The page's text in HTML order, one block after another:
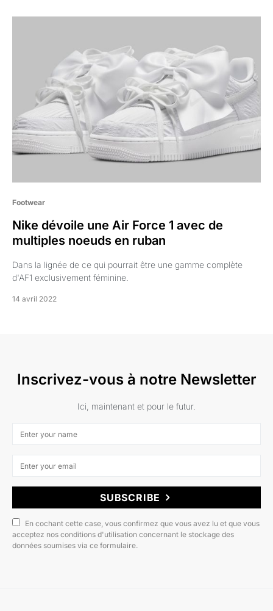
Footwear
Nike dévoile une Air Force 1 avec de
multiples noeuds en ruban
Dans la lignée de ce qui pourrait être une gamme complète
d'AF1 exclusivement féminine.
14 avril 2022
Inscrivez-vous à notre Newsletter
Ici, maintenant et pour le futur.
SUBSCRIBE
En cochant cette case, vous confirmez que vous avez lu et que vous
acceptez nos conditions d'utilisation concernant le stockage des
données soumises via ce formulaire.